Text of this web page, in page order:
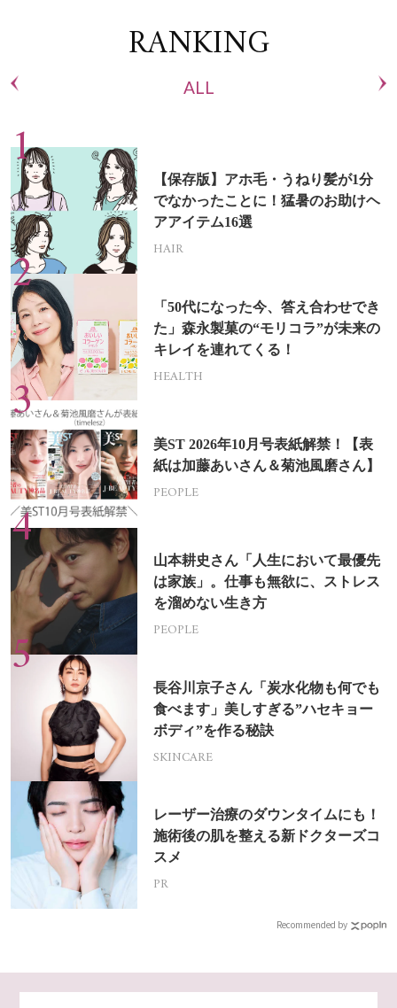
RANKING
ALL
【保存版】アホ毛・うねり髪が1分
でなかったことに！猛暑のお助けヘ
アアイテム16選
HAIR
「50代になった今、答え合わせでき
た」森永製菓の“モリコラ”が未来の
キレイを連れてくる！
HEALTH
美ST 2026年10月号表紙解禁！【表
紙は加藤あいさん＆菊池風磨さん】
PEOPLE
山本耕史さん「人生において最優先
は家族」。仕事も無欲に、ストレス
を溜めない生き方
PEOPLE
長谷川京子さん「炭水化物も何でも
食べます」美しすぎる”ハセキョー
ボディ”を作る秘訣
SKINCARE
レーザー治療のダウンタイムにも！
施術後の肌を整える新ドクターズコ
スメ
PR
Recommended by